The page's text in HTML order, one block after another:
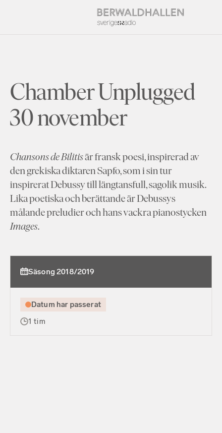
Chamber Unplugged
30 november
Chansons de Bilitisär fransk poesi, inspirerad av
den grekiska diktaren Sapfo, som i sin tur
inspirerat Debussy till längtansfull, sagolik musik.
Lika poetiska och berättande är Debussys
målande preludier och hans vackra pianostycken
Images.
Säsong 2018/2019
Datum har passerat
1 tim